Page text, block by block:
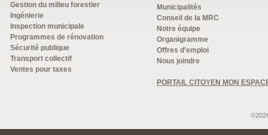
Gestion du milieu forestier
Ingénierie
Inspection municipale
Programmes de rénovation
Sécurité publique
Transport collectif
Ventes pour taxes
Municipalités
Conseil de la MRC
Notre équipe
Organigramme
Offres d'emploi
Nous joindre
PORTAIL CITOYEN MON